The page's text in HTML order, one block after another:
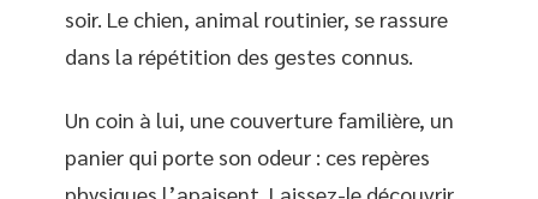
soir. Le chien, animal routinier, se rassure
dans la répétition des gestes connus.
Un coin à lui, une couverture familière, un
panier qui porte son odeur : ces repères